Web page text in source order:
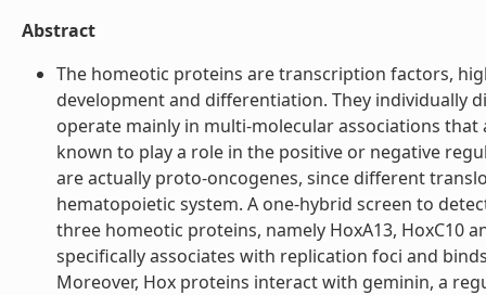
Abstract
The homeotic proteins are transcription factors,
development and differentiation. They individually
operate mainly in multi-molecular associations
known to play a role in the positive or negative
are actually proto-oncogenes, since different
hematopoietic system. A one-hybrid screen to
three homeotic proteins, namely HoxA13, HoxC10
specifically associates with replication foci and
Moreover, Hox proteins interact with geminin, a